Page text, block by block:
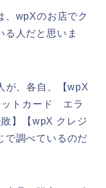
、wpXのお店でク
る人だと思いま
が、各自、【wpX
ットカード エラ
】【wpX クレジ
調べているのだ